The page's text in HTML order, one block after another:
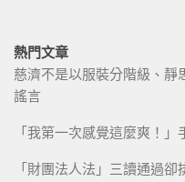
熱門文章
慈濟不是以服裝分階級、靜
謠言
「我第一次感覺這麼爽！
「財團法人法」三讀通過